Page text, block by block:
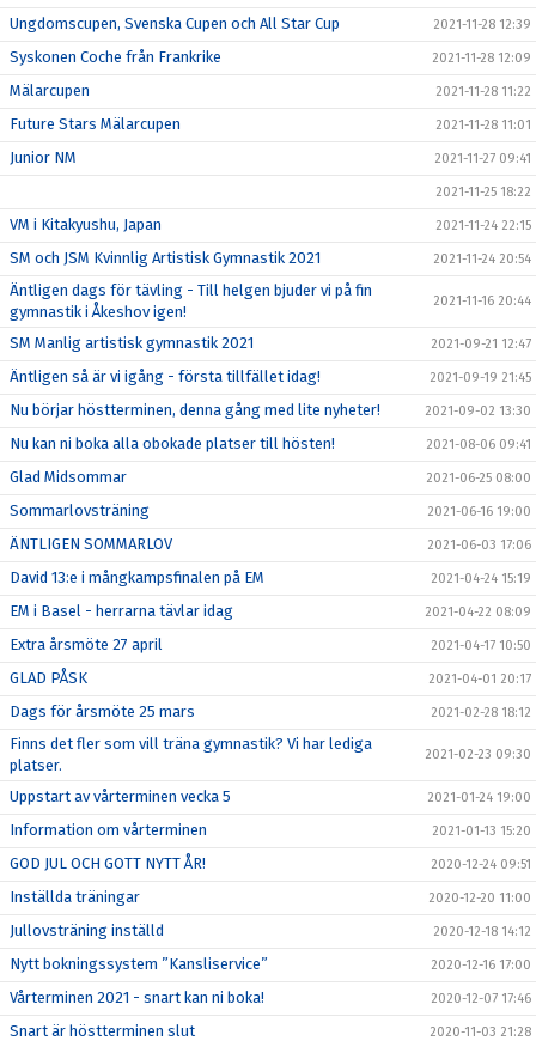
Ungdomscupen, Svenska Cupen och All Star Cup 2021-11-28 12:39
Syskonen Coche från Frankrike 2021-11-28 12:09
Mälarcupen 2021-11-28 11:22
Future Stars Mälarcupen 2021-11-28 11:01
Junior NM 2021-11-27 09:41
2021-11-25 18:22
VM i Kitakyushu, Japan 2021-11-24 22:15
SM och JSM Kvinnlig Artistisk Gymnastik 2021 2021-11-24 20:54
Äntligen dags för tävling - Till helgen bjuder vi på fin
gymnastik i Åkeshov igen!
2021-11-16 20:44
SM Manlig artistisk gymnastik 2021 2021-09-21 12:47
Äntligen så är vi igång - första tillfället idag! 2021-09-19 21:45
Nu börjar höstterminen, denna gång med lite nyheter! 2021-09-02 13:30
Nu kan ni boka alla obokade platser till hösten! 2021-08-06 09:41
Glad Midsommar 2021-06-25 08:00
Sommarlovsträning 2021-06-16 19:00
ÄNTLIGEN SOMMARLOV 2021-06-03 17:06
David 13:e i mångkampsfinalen på EM 2021-04-24 15:19
EM i Basel - herrarna tävlar idag 2021-04-22 08:09
Extra årsmöte 27 april 2021-04-17 10:50
GLAD PÅSK 2021-04-01 20:17
Dags för årsmöte 25 mars 2021-02-28 18:12
Finns det fler som vill träna gymnastik? Vi har lediga
platser.
2021-02-23 09:30
Uppstart av vårterminen vecka 5 2021-01-24 19:00
Information om vårterminen 2021-01-13 15:20
GOD JUL OCH GOTT NYTT ÅR! 2020-12-24 09:51
Inställda träningar 2020-12-20 11:00
Jullovsträning inställd 2020-12-18 14:12
Nytt bokningssystem ”Kansliservice” 2020-12-16 17:00
Vårterminen 2021 - snart kan ni boka! 2020-12-07 17:46
Snart är höstterminen slut 2020-11-03 21:28